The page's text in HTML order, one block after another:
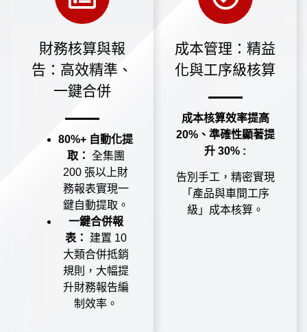
財務核算與報
告：高效精準、
一鍵合併
80%+ 自動化提
取： 全集團
200 張以上財
務報表實現一
鍵自動提取。
一鍵合併報
表：
建置 10
大類合併抵銷
規則，大幅提
升財務報告編
制效率。
成本管理：精益
化與工序級核算
成本核算效率提高
20%、準確性顯著提
升 30% :
告別手工，精密實現
「產品與車間工序
級」成本核算。